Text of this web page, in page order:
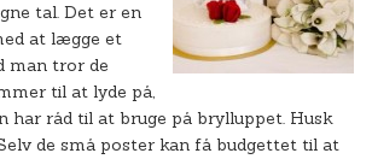
tal. Det er en
at lægge et
man tror de
til at lyde på,
har råd til at bruge på brylluppet. Husk
de små poster kan få budgettet til at